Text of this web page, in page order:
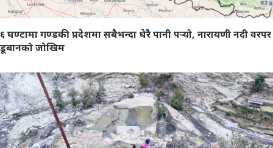
६ घण्टामा गण्डकी प्रदेशमा सबैभन्दा धेरै पानी पर्‍यो, नारायणी नदी वरपर
डूबानको जोखिम